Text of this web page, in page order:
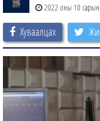
2022 оны 10
Хуваалцах